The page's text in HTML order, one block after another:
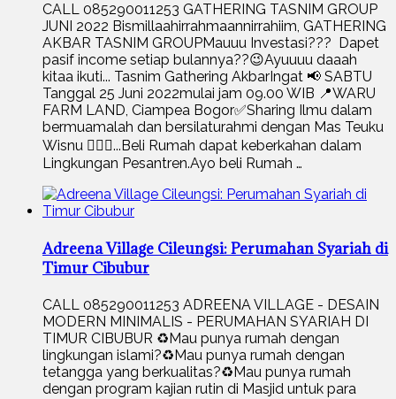
CALL 085290011253 GATHERING TASNIM GROUP
JUNI 2022 Bismillaahirrahmaannirrahiim, GATHERING
AKBAR TASNIM GROUPMauuu Investasi??? Dapet
pasif income setiap bulannya??😉Ayuuuu daaah
kitaa ikuti... Tasnim Gathering AkbarIngat 📢 SABTU
Tanggal 25 Juni 2022mulai jam 09.00 WIB 📍WARU
FARM LAND, Ciampea Bogor✅Sharing Ilmu dalam
bermuamalah dan bersilaturahmi dengan Mas Teuku
Wisnu 👳🏼‍♂️...Beli Rumah dapat keberkahan dalam
Lingkungan Pesantren.Ayo beli Rumah …
Adreena Village Cileungsi: Perumahan Syariah di
Timur Cibubur
CALL 085290011253 ADREENA VILLAGE - DESAIN
MODERN MINIMALIS - PERUMAHAN SYARIAH DI
TIMUR CIBUBUR ♻️Mau punya rumah dengan
lingkungan islami?♻️Mau punya rumah dengan
tetangga yang berkualitas?♻️Mau punya rumah
dengan program kajian rutin di Masjid untuk para